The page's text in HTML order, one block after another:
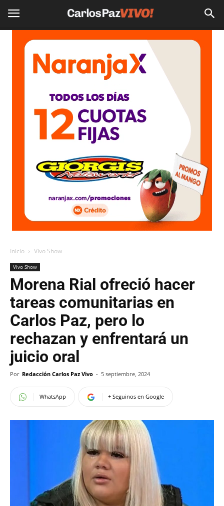
Inicio Vivo Show
Vivo Show
Morena Rial ofreció hacer
tareas comunitarias en
Carlos Paz, pero lo
rechazan y enfrentará un
juicio oral
Por Redacción Carlos Paz Vivo - 5 septiembre, 2024
WhatsApp + Seguinos en Google